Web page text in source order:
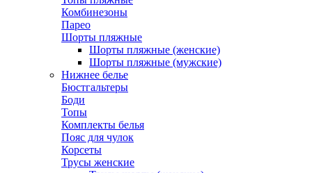
Комбинезоны
Парео
Шорты пляжные
Шорты пляжные (женские)
Шорты пляжные (мужские)
Нижнее белье
Бюстгальтеры
Боди
Топы
Комплекты белья
Пояс для чулок
Корсеты
Трусы женские